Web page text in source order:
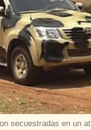
secuestradas en un